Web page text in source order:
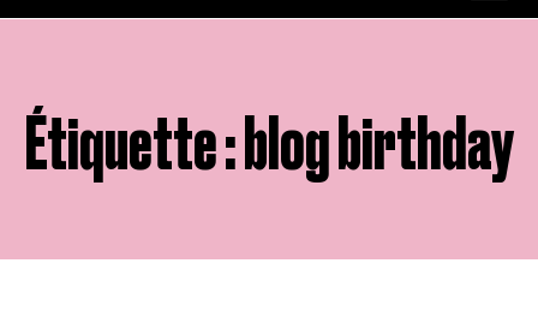
Étiquette : blog birthday